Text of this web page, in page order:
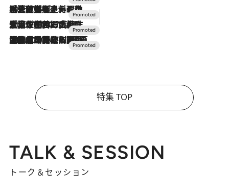
2026.7.24
【夏限定ディナーコース】旬を迎える稚鮎や花ズッキーニなどをイタリア・トスカーナの郷土料理の手法で満喫！
2026.7.17
「土佐和ハーブかき氷」がOMO7高知に登場！生姜、山椒、大葉など目にも舌にも涼を呼ぶ郷土の味
2026.7.10
NEW OPEN！【界 草津】名湯の地に誕生。趣の異なる2種の温泉と上州ならではの会席・蕎麦割烹など美食を味わう究極の癒やし旅
特集 TOP
TALK & SESSION
トーク＆セッション